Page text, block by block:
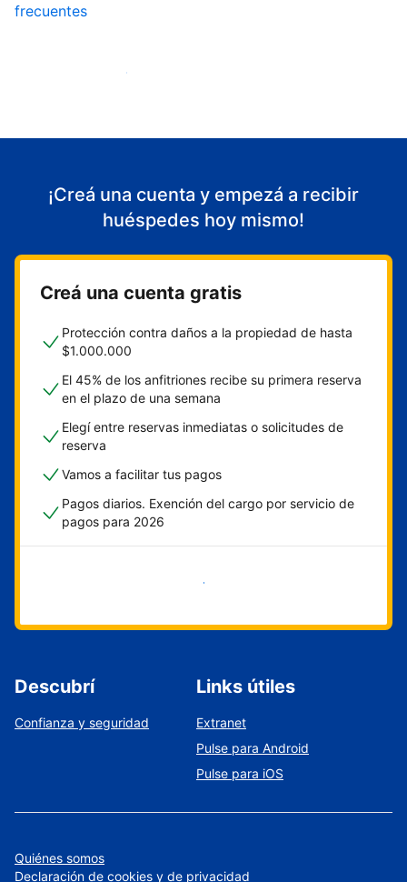
frecuentes
Empezá a recibir huéspedes
¡Creá una cuenta y empezá a recibir
huéspedes hoy mismo!
Creá una cuenta gratis
Protección contra daños a la propiedad de hasta
$1.000.000
El 45% de los anfitriones recibe su primera reserva
en el plazo de una semana
Elegí entre reservas inmediatas o solicitudes de
reserva
Vamos a facilitar tus pagos
Pagos diarios. Exención del cargo por servicio de
pagos para 2026
Empezar ahora
Descubrí
Confianza y seguridad
Links útiles
Extranet
Pulse para Android
Pulse para iOS
Quiénes somos
Declaración de cookies y de privacidad